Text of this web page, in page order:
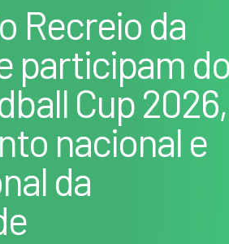
Recreio da
participam do
Cup 2026,
nacional e
da